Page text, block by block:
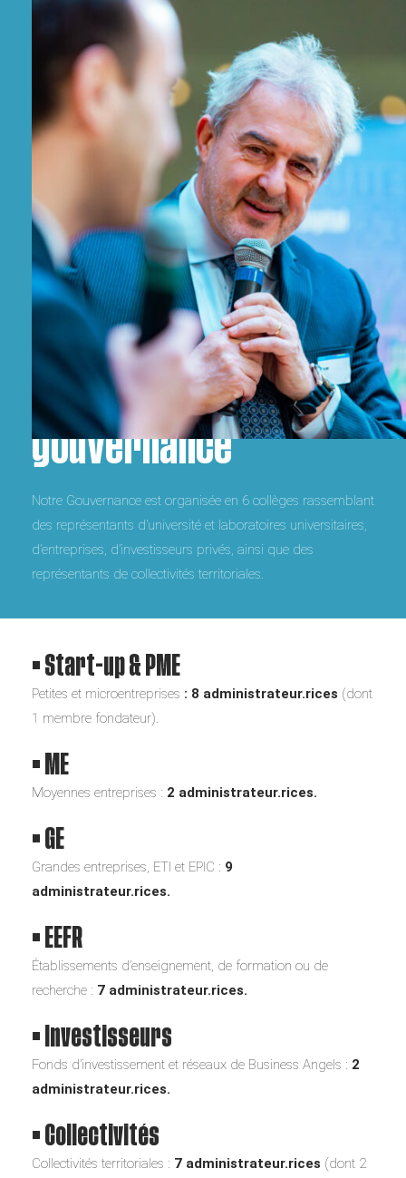
Les collèges de notre
gouvernance
Notre Gouvernance est organisée en 6 collèges rassemblant
des représentants d’université et laboratoires universitaires,
d’entreprises, d’investisseurs privés, ainsi que des
représentants de collectivités territoriales.
• Start-up & PME
Petites et microentreprises : 8 administrateur.rices (dont
1 membre fondateur).
• ME
Moyennes entreprises : 2 administrateur.rices.
• GE
Grandes entreprises, ETI et EPIC : 9
administrateur.rices.
• EEFR
Établissements d’enseignement, de formation ou de
recherche : 7 administrateur.rices.
• Investisseurs
Fonds d’investissement et réseaux de Business Angels : 2
administrateur.rices.
• Collectivités
Collectivités territoriales : 7 administrateur.rices (dont 2